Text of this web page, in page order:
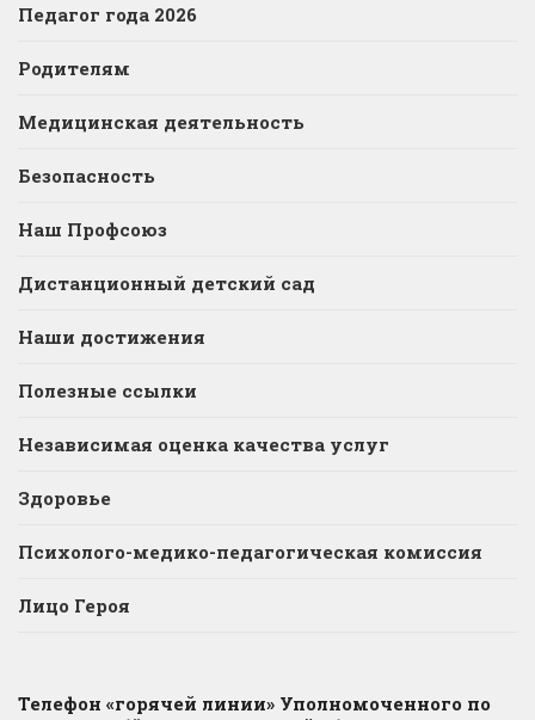
Педагог года 2026
Родителям
Медицинская деятельность
Безопасность
Наш Профсоюз
Дистанционный детский сад
Наши достижения
Полезные ссылки
Независимая оценка качества услуг
Здоровье
Психолого-медико-педагогическая комиссия
Лицо Героя
Телефон «горячей линии» Уполномоченного по